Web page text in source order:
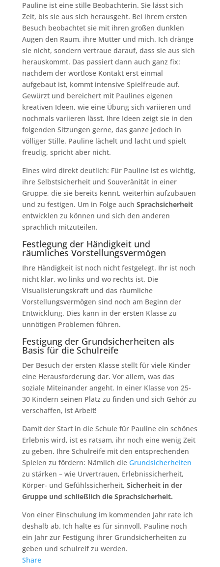
Pauline ist eine stille Beobachterin. Sie lässt sich
Zeit, bis sie aus sich herausgeht. Bei ihrem ersten
Besuch beobachtet sie mit ihren großen dunklen
Augen den Raum, ihre Mutter und mich. Ich dränge
sie nicht, sondern vertraue darauf, dass sie aus sich
herauskommt. Das passiert dann auch ganz fix:
nachdem der wortlose Kontakt erst einmal
aufgebaut ist, kommt intensive Spielfreude auf.
Gewürzt und bereichert mit Paulines eigenen
kreativen Ideen, wie eine Übung sich variieren und
nochmals variieren lässt. Ihre Ideen zeigt sie in den
folgenden Sitzungen gerne, das ganze jedoch in
völliger Stille. Pauline lächelt und lacht und spielt
freudig, spricht aber nicht.
Eines wird direkt deutlich: Für Pauline ist es wichtig,
ihre Selbstsicherheit und Souveränität in einer
Gruppe, die sie bereits kennt, weiterhin aufzubauen
und zu festigen. Um in Folge auch Sprachsicherheit
entwicklen zu können und sich den anderen
sprachlich mitzuteilen.
Festlegung der Händigkeit und
räumliches Vorstellungsvermögen
Ihre Händigkeit ist noch nicht festgelegt. Ihr ist noch
nicht klar, wo links und wo rechts ist. Die
Visualisierungskraft und das räumliche
Vorstellungsvermögen sind noch am Beginn der
Entwicklung. Dies kann in der ersten Klasse zu
unnötigen Problemen führen.
Festigung der Grundsicherheiten als
Basis für die Schulreife
Der Besuch der ersten Klasse stellt für viele Kinder
eine Herausforderung dar. Vor allem, was das
soziale Miteinander angeht. In einer Klasse von 25-
30 Kindern seinen Platz zu finden und sich Gehör zu
verschaffen, ist Arbeit!
Damit der Start in die Schule für Pauline ein schönes
Erlebnis wird, ist es ratsam, ihr noch eine wenig Zeit
zu geben. Ihre Schulreife mit den entsprechenden
Spielen zu fördern: Nämlich die Grundsicherheiten
zu stärken – wie Urvertrauen, Erlebnissicherheit,
Körper- und Gefühlssicherheit, Sicherheit in der
Gruppe und schließlich die Sprachsicherheit.
Von einer Einschulung im kommenden Jahr rate ich
deshalb ab. Ich halte es für sinnvoll, Pauline noch
ein Jahr zur Festigung ihrer Grundsicherheiten zu
geben und schulreif zu werden.
Share